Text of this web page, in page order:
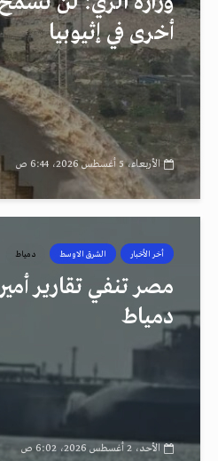
أخرى في إثيوبيا
الأربعاء، 5 أغسطس 2026، 6:44 ص
أخر الأخبار الشرق الاوسط دمياط
مصر تنفي تقارير
دمياط
الأحد، 2 أغسطس 2026، 6:02 ص